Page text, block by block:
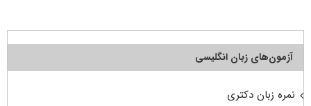
آزمون‌های زبان انگلیسی
نمره زبان دکتری